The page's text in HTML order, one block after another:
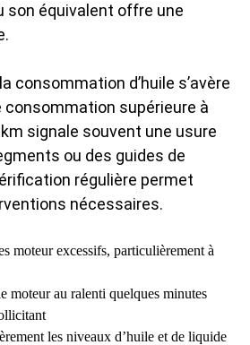
son équivalent offre une
consommation d’huile s’avère
consommation supérieure à
signale souvent une usure
ou des guides de
régulière permet
nécessaires.
moteur excessifs, particulièrement à
moteur au ralenti quelques minutes
les niveaux d’huile et de liquide